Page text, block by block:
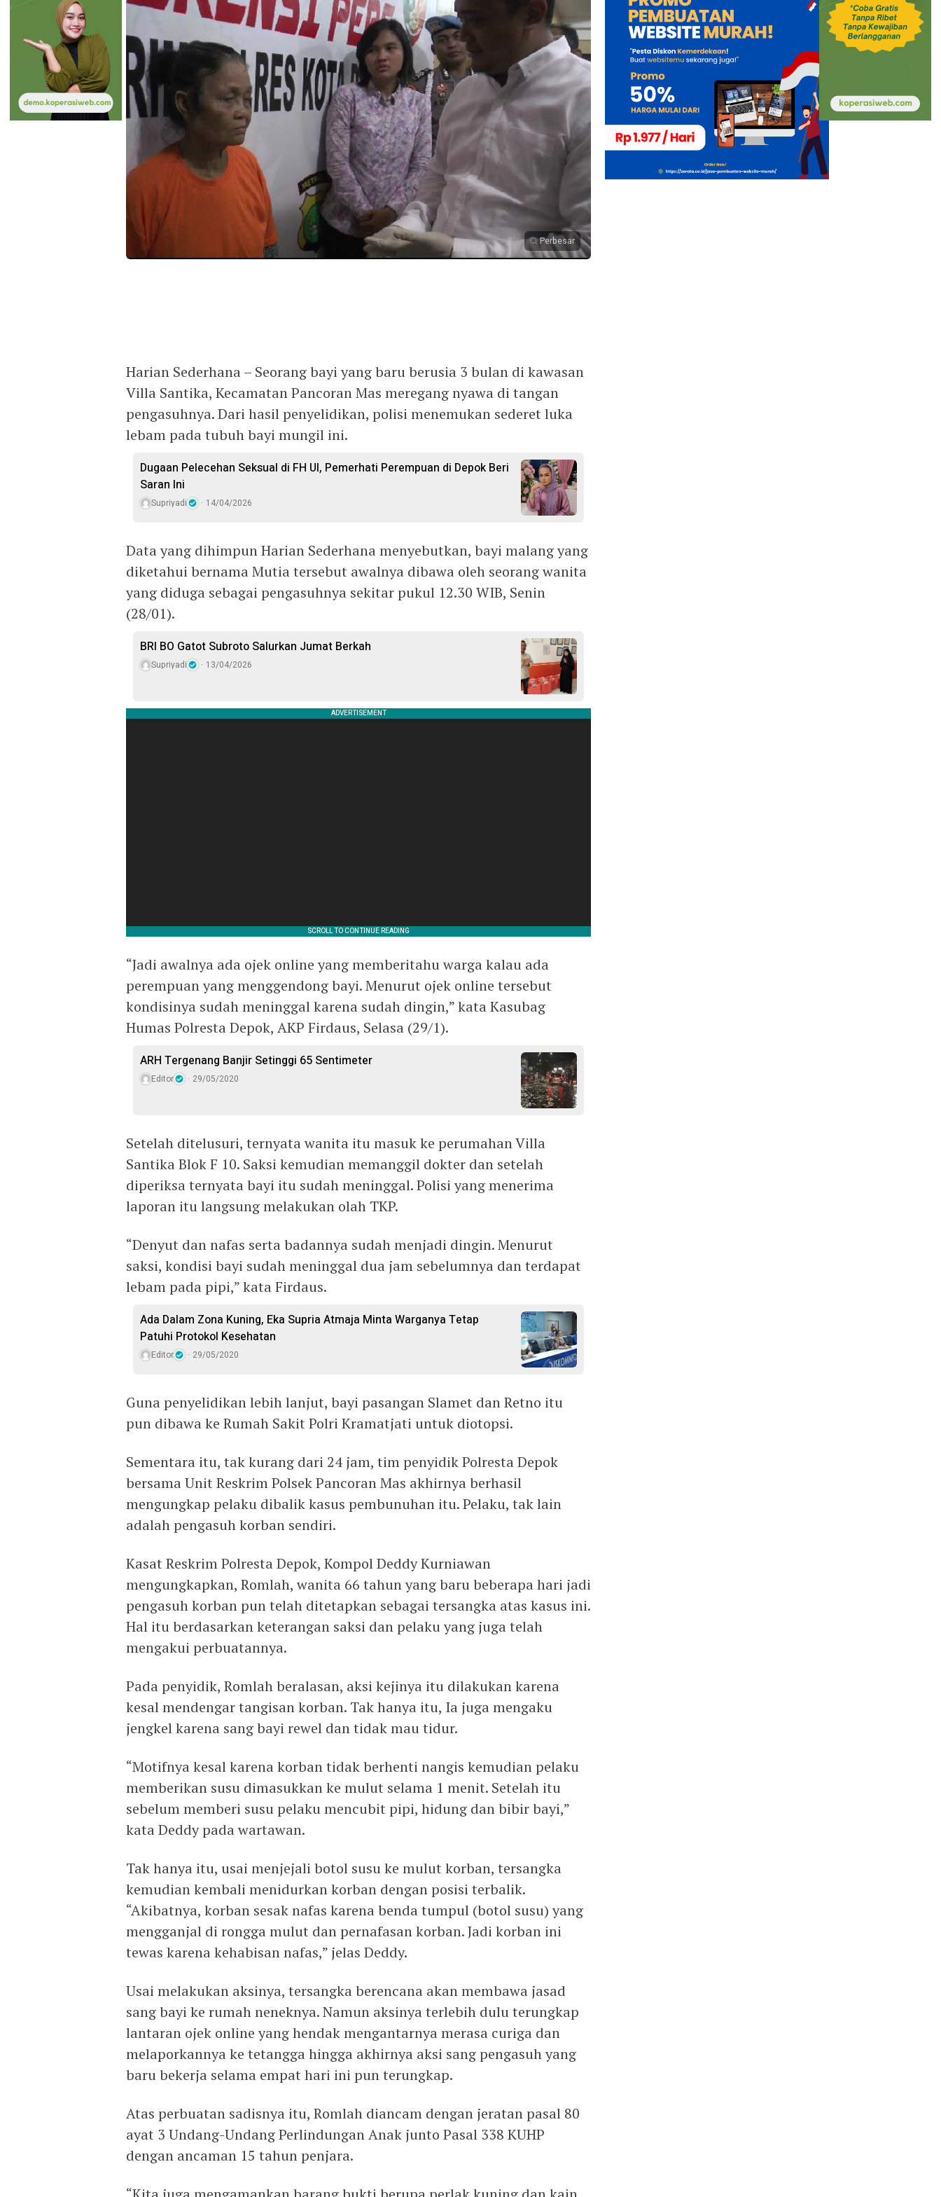
Perbesar
Harian Sederhana – Seorang bayi yang baru berusia 3 bulan di kawasan
Villa Santika, Kecamatan Pancoran Mas meregang nyawa di tangan
pengasuhnya. Dari hasil penyelidikan, polisi menemukan sederet luka
lebam pada tubuh bayi mungil ini.
Dugaan Pelecehan Seksual di FH UI, Pemerhati Perempuan di Depok Beri
Saran Ini
Supriyadi 14/04/2026
Data yang dihimpun Harian Sederhana menyebutkan, bayi malang yang
diketahui bernama Mutia tersebut awalnya dibawa oleh seorang wanita
yang diduga sebagai pengasuhnya sekitar pukul 12.30 WIB, Senin
(28/01).
BRI BO Gatot Subroto Salurkan Jumat Berkah
Supriyadi 13/04/2026
“Jadi awalnya ada ojek online yang memberitahu warga kalau ada
perempuan yang menggendong bayi. Menurut ojek online tersebut
kondisinya sudah meninggal karena sudah dingin,” kata Kasubag
Humas Polresta Depok, AKP Firdaus, Selasa (29/1).
ARH Tergenang Banjir Setinggi 65 Sentimeter
Editor 29/05/2020
Setelah ditelusuri, ternyata wanita itu masuk ke perumahan Villa
Santika Blok F 10. Saksi kemudian memanggil dokter dan setelah
diperiksa ternyata bayi itu sudah meninggal. Polisi yang menerima
laporan itu langsung melakukan olah TKP.
“Denyut dan nafas serta badannya sudah menjadi dingin. Menurut
saksi, kondisi bayi sudah meninggal dua jam sebelumnya dan terdapat
lebam pada pipi,” kata Firdaus.
Ada Dalam Zona Kuning, Eka Supria Atmaja Minta Warganya Tetap
Patuhi Protokol Kesehatan
Editor 29/05/2020
Guna penyelidikan lebih lanjut, bayi pasangan Slamet dan Retno itu
pun dibawa ke Rumah Sakit Polri Kramatjati untuk diotopsi.
Sementara itu, tak kurang dari 24 jam, tim penyidik Polresta Depok
bersama Unit Reskrim Polsek Pancoran Mas akhirnya berhasil
mengungkap pelaku dibalik kasus pembunuhan itu. Pelaku, tak lain
adalah pengasuh korban sendiri.
Kasat Reskrim Polresta Depok, Kompol Deddy Kurniawan
mengungkapkan, Romlah, wanita 66 tahun yang baru beberapa hari jadi
pengasuh korban pun telah ditetapkan sebagai tersangka atas kasus ini.
Hal itu berdasarkan keterangan saksi dan pelaku yang juga telah
mengakui perbuatannya.
Pada penyidik, Romlah beralasan, aksi kejinya itu dilakukan karena
kesal mendengar tangisan korban. Tak hanya itu, Ia juga mengaku
jengkel karena sang bayi rewel dan tidak mau tidur.
“Motifnya kesal karena korban tidak berhenti nangis kemudian pelaku
memberikan susu dimasukkan ke mulut selama 1 menit. Setelah itu
sebelum memberi susu pelaku mencubit pipi, hidung dan bibir bayi,”
kata Deddy pada wartawan.
Tak hanya itu, usai menjejali botol susu ke mulut korban, tersangka
kemudian kembali menidurkan korban dengan posisi terbalik.
“Akibatnya, korban sesak nafas karena benda tumpul (botol susu) yang
mengganjal di rongga mulut dan pernafasan korban. Jadi korban ini
tewas karena kehabisan nafas,” jelas Deddy.
Usai melakukan aksinya, tersangka berencana akan membawa jasad
sang bayi ke rumah neneknya. Namun aksinya terlebih dulu terungkap
lantaran ojek online yang hendak mengantarnya merasa curiga dan
melaporkannya ke tetangga hingga akhirnya aksi sang pengasuh yang
baru bekerja selama empat hari ini pun terungkap.
Atas perbuatan sadisnya itu, Romlah diancam dengan jeratan pasal 80
ayat 3 Undang-Undang Perlindungan Anak junto Pasal 338 KUHP
dengan ancaman 15 tahun penjara.